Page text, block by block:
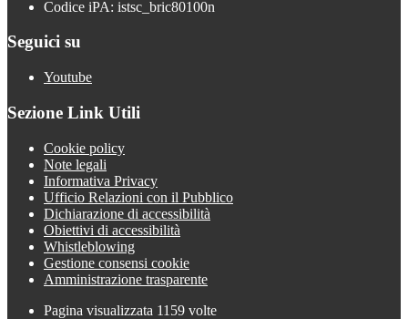
Codice iPA: istsc_bric80100n
Seguici su
Youtube
Sezione Link Utili
Cookie policy
Note legali
Informativa Privacy
Ufficio Relazioni con il Pubblico
Dichiarazione di accessibilità
Obiettivi di accessibilità
Whistleblowing
Gestione consensi cookie
Amministrazione trasparente
Pagina visualizzata 1159 volte